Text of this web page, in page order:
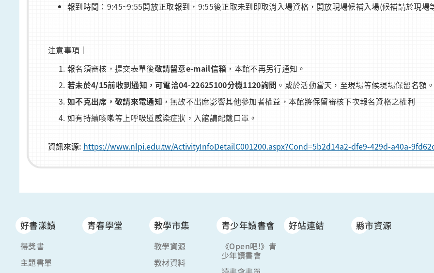
報到時間：9:45~9:55開放正取報到，9:55後正取未到即取消入場資格，開放現場候補入場(候補請於現
注意事項｜
報名須審核，提交表單後敬請留意e-mail信箱 ，本館不再另行通知。
若未於4/15前收到通知，可電洽04-22625100分機1120詢問 。或於活動當天，至現場等候現場保留名額
如不克出席，敬請來電通知 ，無故不出席影響其他參加者權益，本館將保留審核下次報名資格之權利
如有持續咳嗽等上呼吸道感染症狀，入館請配戴口罩。
資訊來源: https://www.nlpi.edu.tw/ActivityInfoDetailC001200.aspx?Cond=5b2d14a2-dfe9-429d-a40a-
好書漾讀
得獎書
主題書單
青春學堂 教學市集
教學資源
教材資料
青少年讀書會
《Open吧!》青
少年讀書會
好站連結 縣市資源